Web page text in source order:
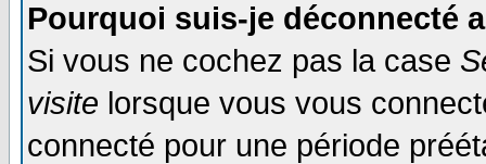
Pourquoi suis-je déconnecté
Si vous ne cochez pas la case
visite lorsque vous vous
connecté pour une période